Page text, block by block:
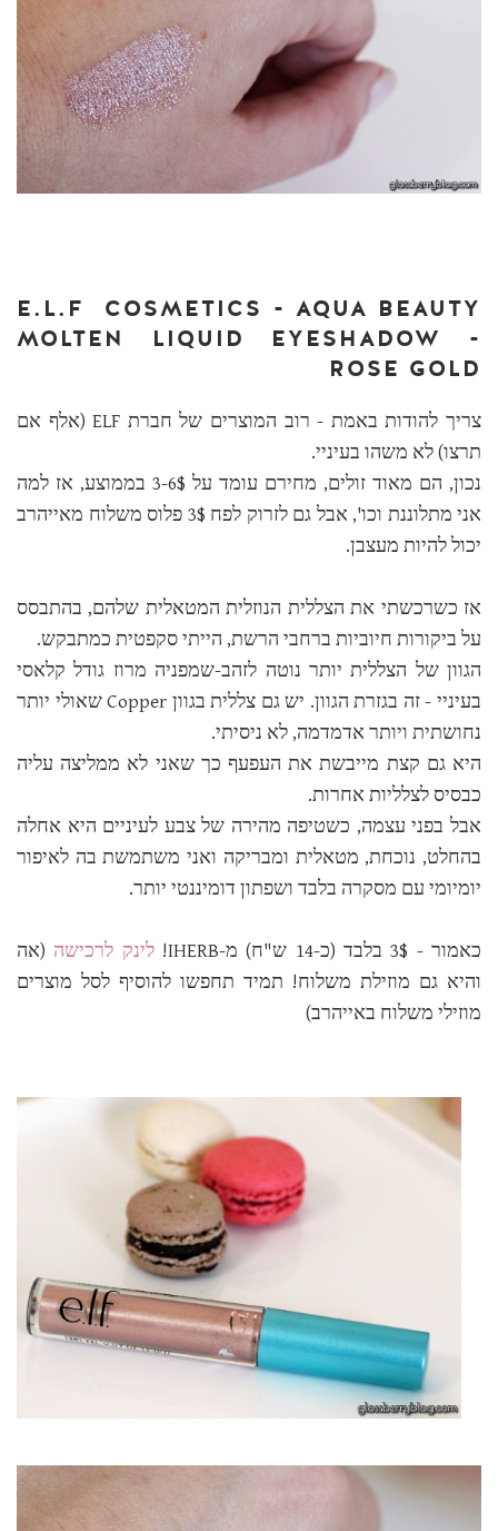
E.L.F COSMETICS - AQUA BEAUTY
MOLTEN LIQUID EYESHADOW -
ROSE GOLD
צריך להודות באמת - רוב המוצרים של חברת ELF (אלף אם
תרצו) לא משהו בעיניי.
נכון, הם מאוד זולים, מחירם עומד על 3-6$ בממוצע, אז למה
אני מתלוננת וכו', אבל גם לזרוק לפח 3$ פלוס משלוח מאייהרב
יכול להיות מעצבן.
אז כשרכשתי את הצללית הנוזלית המטאלית שלהם, בהתבסס
על ביקורות חיוביות ברחבי הרשת, הייתי סקפטית כמתבקש.
הגוון של הצללית יותר נוטה לזהב-שמפניה מרוז גודל קלאסי
בעיניי - זה בגזרת הגוון. יש גם צללית בגוון Copper שאולי יותר
נחושתית ויותר אדמדמה, לא ניסיתי.
היא גם קצת מייבשת את העפעף כך שאני לא ממליצה עליה
כבסיס לצלליות אחרות.
אבל בפני עצמה, כשטיפה מהירה של צבע לעיניים היא אחלה
בהחלט, נוכחת, מטאלית ומבריקה ואני משתמשת בה לאיפור
יומיומי עם מסקרה בלבד ושפתון דומיננטי יותר.
כאמור - 3$ בלבד (כ-14 ש"ח) מ-IHERB! לינק לרכישה (אה
והיא גם מוזילת משלוח! תמיד תחפשו להוסיף לסל מוצרים
מוזילי משלוח באייהרב)